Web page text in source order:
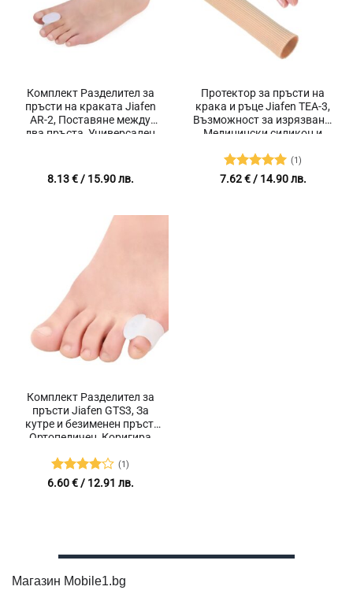
Комплект Разделител за
пръсти на краката Jiafen
AR-2, Поставяне между
два пръста, Универсален
пръстите, 2 броя
8.13€/ 15.90 лв.
Протектор за пръсти на
крака и ръце Jiafen TEA-3,
Възможност за изрязване,
Медицински силикон и
Оценено с
(1)
7.62€/ 14.90 лв.
Комплект Разделител за
пръсти Jiafen GTS3, За
кутре и безименен пръст,
Ортопедичен, Коригира
броя
Оценено
(1)
6.60€/ 12.91 лв.
Магазин Mobile1.bg